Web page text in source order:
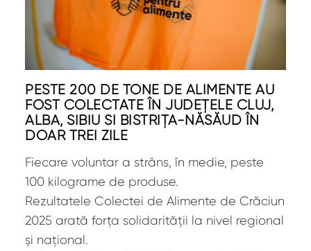
PESTE 200 DE TONE DE ALIMENTE AU
FOST COLECTATE ÎN JUDEȚELE CLUJ,
ALBA, SIBIU ȘI BISTRIȚA-NĂSĂUD ÎN
DOAR TREI ZILE
Fiecare voluntar a strâns, în medie, peste
100 kilograme de produse.
Rezultatele Colectei de Alimente de Crăciun
2025 arată forța solidarității la nivel regional
și național.